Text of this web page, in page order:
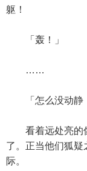
躯！
「轰！」
……
「怎么没动静，
看着远处亮的像
了。正当他们狐疑
际。